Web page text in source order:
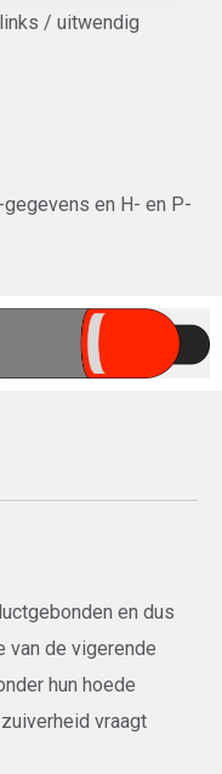
/ uitwendig
en H- en P-
en dus
van de vigerende
hun hoede
vraagt